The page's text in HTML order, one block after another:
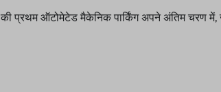
की प्रथम ऑटोमेटेड मैकेनिक पार्किंग अपने अंतिम चरण